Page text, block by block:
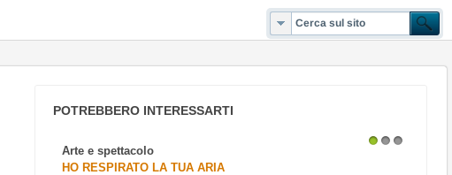
POTREBBERO INTERESSARTI
Arte e spettacolo
HO RESPIRATO LA TUA ARIA